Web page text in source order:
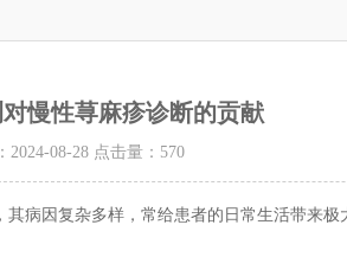
慢性荨麻疹诊断的贡献
2024-08-28 点击量： 570
因复杂多样，常给患者的日常生活带来极